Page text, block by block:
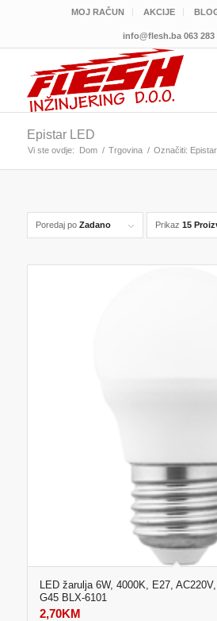
MOJ RAČUN AKCIJE
info@flesh.ba 063 283
Epistar LED
Vi ste ovdje: Dom / Trgovina / Označiti:
Poredaj po Zadano Prikaz 15
LED žarulja 6W, 4000K, E27,
G45 BLX-6101
2,70KM